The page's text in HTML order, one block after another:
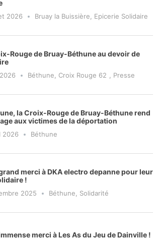
2026 Bruay la Buissière Epicerie Solidaire
Rouge de Bruay-Béthune au devoir de
Béthune Croix Rouge 62 Presse
la Croix-Rouge de Bruay-Béthune rend
aux victimes de la déportation
2026 Béthune
merci à DKA electro depanne pour leur
!
2025 Béthune Solidarité
merci à Les As du Jeu de Dainville !